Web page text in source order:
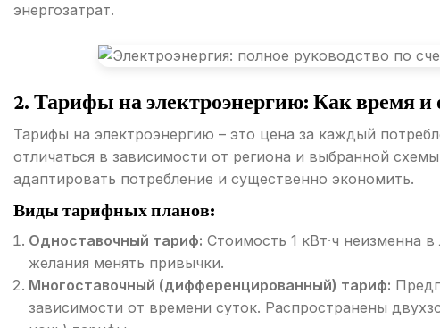
энергозатрат.
2. Тарифы на электроэнергию: Как время и
Тарифы на электроэнергию – это цена за каждый
отличаться в зависимости от региона и выбранной
адаптировать потребление и существенно экономить.
Виды тарифных планов:
Одноставочный тариф: Стоимость 1 кВт·ч неизменна
желания менять привычки.
Многоставочный (дифференцированный) тариф:
зависимости от времени суток. Распространены